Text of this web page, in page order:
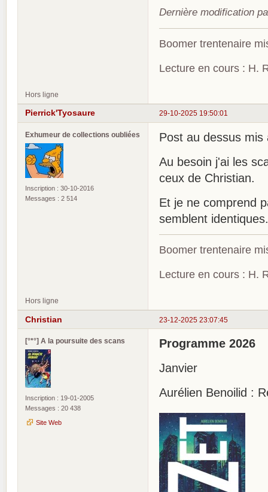
Dernière modification
Boomer trentenaire
Lecture en cours : H.
Hors ligne
29-10-2025 19:50:01
Pierrick'Tyosaure
Exhumeur de collections oubliées
Inscription : 30-10-2016
Messages : 2 514
Post au dessus
Au besoin j'ai les
ceux de Christian.
Et je ne comprend
semblent
Boomer trentenaire
Lecture en cours : H.
Hors ligne
23-12-2025 23:07:45
Christian
[°*°] A la poursuite des scans
Inscription : 19-01-2005
Messages : 20 438
Site Web
Programme 2026
Janvier
Aurélien Benoilid :